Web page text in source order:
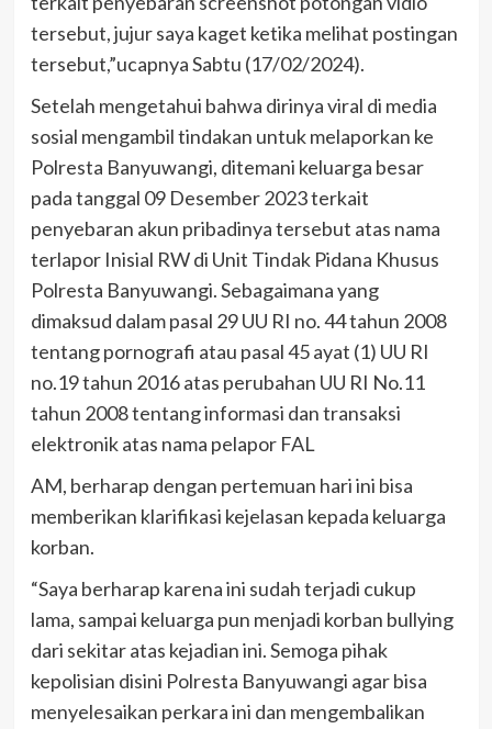
tersebut, jujur saya kaget ketika melihat postingan
tersebut,”ucapnya Sabtu (17/02/2024).
Setelah mengetahui bahwa dirinya viral di media
sosial mengambil tindakan untuk melaporkan ke
Polresta Banyuwangi, ditemani keluarga besar
pada tanggal 09 Desember 2023 terkait
penyebaran akun pribadinya tersebut atas nama
terlapor Inisial RW di Unit Tindak Pidana Khusus
Polresta Banyuwangi. Sebagaimana yang
dimaksud dalam pasal 29 UU RI no. 44 tahun 2008
tentang pornografi atau pasal 45 ayat (1) UU RI
no.19 tahun 2016 atas perubahan UU RI No.11
tahun 2008 tentang informasi dan transaksi
elektronik atas nama pelapor FAL
AM, berharap dengan pertemuan hari ini bisa
memberikan klarifikasi kejelasan kepada keluarga
korban.
“Saya berharap karena ini sudah terjadi cukup
lama, sampai keluarga pun menjadi korban bullying
dari sekitar atas kejadian ini. Semoga pihak
kepolisian disini Polresta Banyuwangi agar bisa
menyelesaikan perkara ini dan mengembalikan